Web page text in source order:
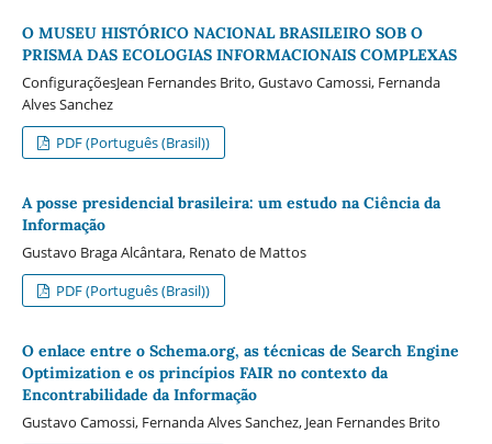
O MUSEU HISTÓRICO NACIONAL BRASILEIRO SOB O
PRISMA DAS ECOLOGIAS INFORMACIONAIS COMPLEXAS
ConfiguraçõesJean Fernandes Brito, Gustavo Camossi, Fernanda
Alves Sanchez
PDF (Português (Brasil))
A posse presidencial brasileira: um estudo na Ciência da
Informação
Gustavo Braga Alcântara, Renato de Mattos
PDF (Português (Brasil))
O enlace entre o Schema.org, as técnicas de Search Engine
Optimization e os princípios FAIR no contexto da
Encontrabilidade da Informação
Gustavo Camossi, Fernanda Alves Sanchez, Jean Fernandes Brito